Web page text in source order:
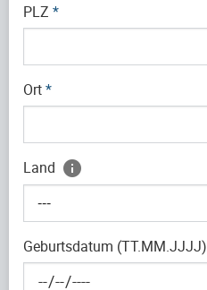
PLZ *
Ort*
Land
---
Geburtsdatum (TT.MM.JJJJ)